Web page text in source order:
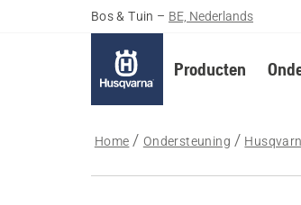
Bos & Tuin – BE, Nederlands
Producten
Home Ondersteuning